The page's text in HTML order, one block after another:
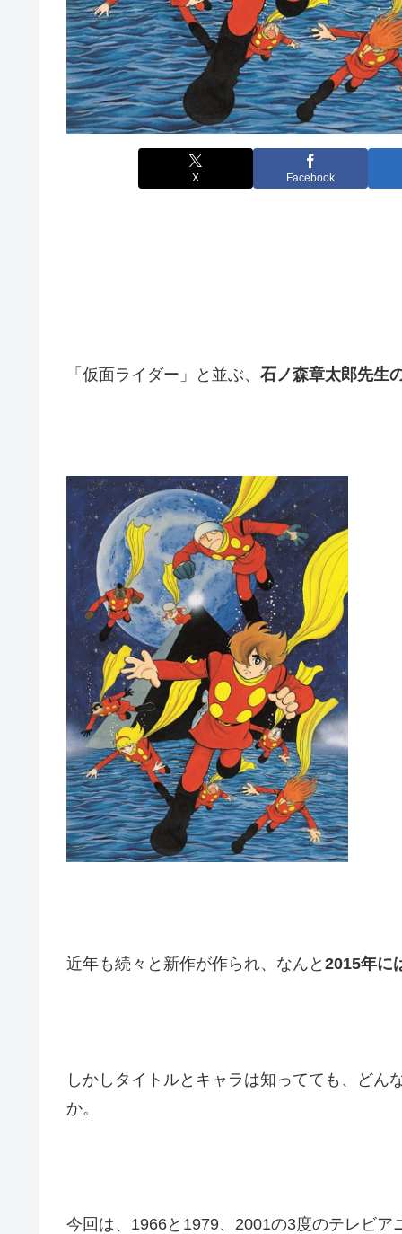
X Facebook
「仮面ライダー」と並ぶ、 石ノ森章太郎先生
近年も続々と新作が作られ、なんと 2015年に
しかしタイトルとキャラは知ってても、ど
か。
今回は、1966と1979、2001の3度のテレビ